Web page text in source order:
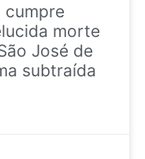
cumpre
morte
José de
subtraída